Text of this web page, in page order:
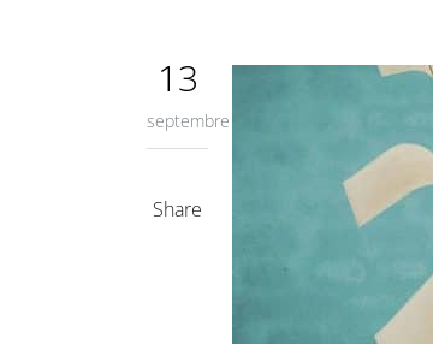
13
septembre
Share